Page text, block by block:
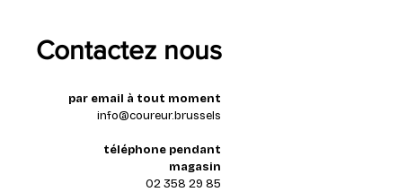
Contactez nous
par email à tout moment
info@coureur.brussels
téléphone pendant
magasin
02 358 29 85